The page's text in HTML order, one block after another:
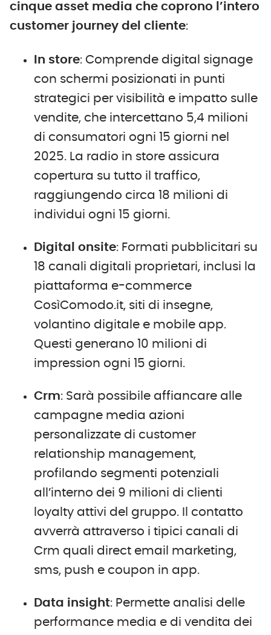
cinque asset media che coprono l’intero
customer journey del cliente:
In store: Comprende digital signage
con schermi posizionati in punti
strategici per visibilità e impatto sulle
vendite, che intercettano 5,4 milioni
di consumatori ogni 15 giorni nel
2025. La radio in store assicura
copertura su tutto il traffico,
raggiungendo circa 18 milioni di
individui ogni 15 giorni.
Digital onsite: Formati pubblicitari su
18 canali digitali proprietari, inclusi la
piattaforma e-commerce
CosìComodo.it, siti di insegne,
volantino digitale e mobile app.
Questi generano 10 milioni di
impression ogni 15 giorni.
Crm: Sarà possibile affiancare alle
campagne media azioni
personalizzate di customer
relationship management,
profilando segmenti potenziali
all’interno dei 9 milioni di clienti
loyalty attivi del gruppo. Il contatto
avverrà attraverso i tipici canali di
Crm quali direct email marketing,
sms, push e coupon in app.
Data insight: Permette analisi delle
performance media e di vendita dei